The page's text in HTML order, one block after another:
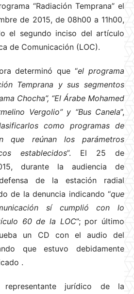
“Radiación Temprana” el
de 2015, de 08h00 a 11h00,
el segundo inciso del artículo
de Comunicación (LOC).
determinó que “el programa
Temprana y sus segmentos
Chocha”, “El Árabe Mohamed
Vergolio” y “Bus Canela”,
como programas de
que reúnan los parámetros
establecidos”. El 25 de
durante la audiencia de
de la estación radial
de la denuncia indicando “que
sí cumplió con lo
60 de la LOC”; por último
un CD con el audio del
que estuvo debidamente
.
jurídico de la